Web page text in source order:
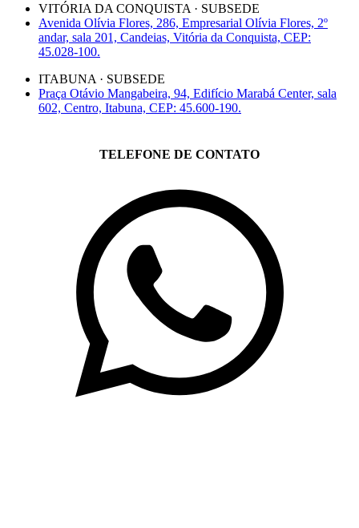
VITÓRIA DA CONQUISTA · SUBSEDE
Avenida Olívia Flores, 286, Empresarial Olívia Flores, 2º
andar, sala 201, Candeias, Vitória da Conquista, CEP:
45.028-100.
ITABUNA · SUBSEDE
Praça Otávio Mangabeira, 94, Edifício Marabá Center, sala
602, Centro, Itabuna, CEP: 45.600-190.
TELEFONE DE CONTATO